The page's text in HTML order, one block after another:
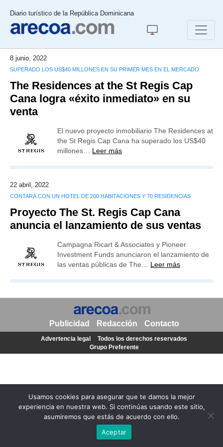
Diario turístico de la República Dominicana
8 junio, 2022
SUPERADO LOS US$40 MILLONES EN SU PRIMER MES EN EL MERCADO
The Residences at the St Regis Cap
Cana logra «éxito inmediato» en su
venta
El nuevo proyecto inmobiliario The Residences at
the St Regis Cap Cana ha superado los US$40
millones… Leer más
22 abril, 2022
CONTARÁ CON UN HOTEL DE 200 HABITACIONES Y 70 RESIDENCIAS
Proyecto The St. Regis Cap Cana
anuncia el lanzamiento de sus ventas
Campagna Ricart & Associates y Pioneer
Investment Funds anunciaron el lanzamiento de
las ventas públicas de The… Leer más
Usamos cookies para asegurar que te damos la mejor
experiencia en nuestra web. Si continúas usando este sitio,
asumiremos que estás de acuerdo con ello.
Aceptar
Publicidad Redacción Contacto
Advertencia legal
Todos los derechos reservados
Grupo Preferente